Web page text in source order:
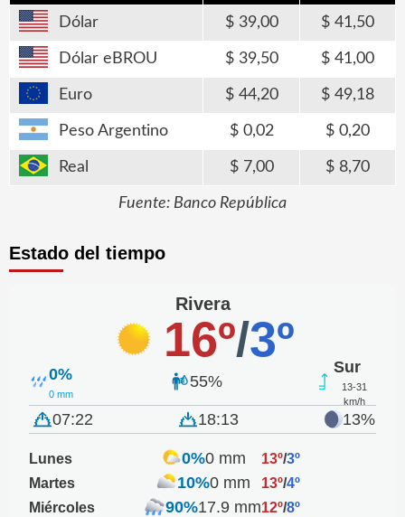
Dólar 39,00 41,50
Dólar eBROU 39,50 41,00
Euro 44,20 49,18
Peso Argentino 0,02 0,20
Real 7,00 8,70
Fuente: Banco República
Estado del tiempo
Rivera
16º/3º
0%
0 mm
55%
Sur
13-31
km/h
07:22 18:13 13%
Lunes 0%0 mm 13º/3º
Martes
10%0 mm 13º/4º
Miércoles
90%17.9 mm12º/8º